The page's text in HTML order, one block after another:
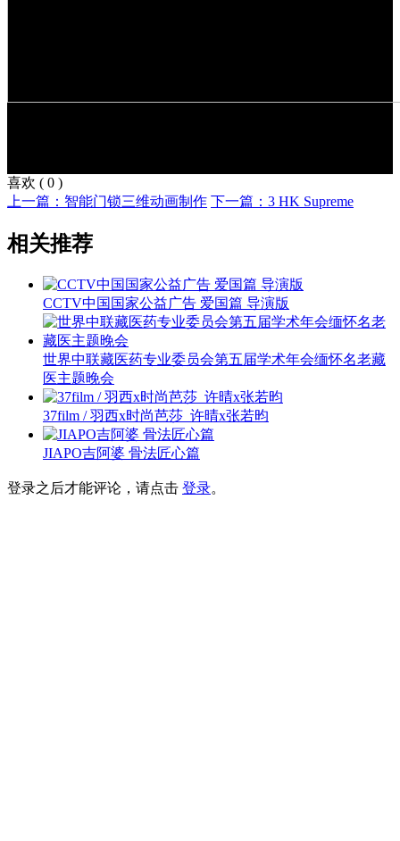
喜欢 ( 0 )
上一篇：智能门锁三维动画制作 下一篇：3 HK Supreme
相关推荐
CCTV中国国家公益广告 爱国篇 导演版
世界中联藏医药专业委员会第五届学术年会缅怀名老藏
医主题晚会
37film / 羽西x时尚芭莎_许晴x张若昀
JIAPO吉阿婆 骨法匠心篇
登录之后才能评论，请点击 登录。